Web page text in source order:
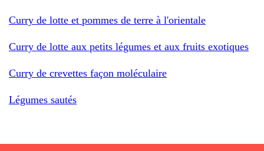
Curry de lotte et pommes de terre à l'orientale
Curry de lotte aux petits légumes et aux fruits exotiques
Curry de crevettes façon moléculaire
Légumes sautés